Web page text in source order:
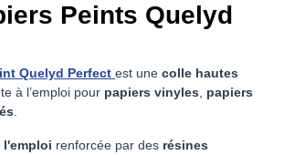
Peints Quelyd
Quelyd Perfect est une colle hautes
à l’emploi pour papiers vinyles, papiers
.
l'emploi renforcée par des résines